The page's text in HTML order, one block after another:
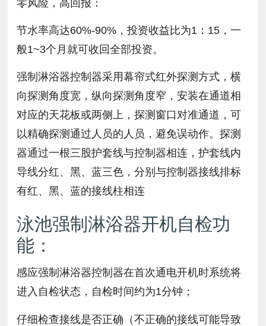
零风险，高回报：
节水率高达60%-90%，投资收益比为1：15，一
般1~3个月就可收回全部投资。
强制淋浴器控制器采用幕帘式红外探测方式，横
向探测角度宽，纵向探测角度窄，安装在通道相
对应的天花板或两侧上，探测窗口对准通道，可
以精确探测通过人员的人员，避免误动作。探测
器通过一根三股护套线与控制器相连，护套线内
导线分红、黑、蓝三色，分别与控制器接线排标
有红、黑、蓝的接线柱相连
泳池强制淋浴器开机自检功
能：
感应强制淋浴器控制器在首次通电开机时系统将
进入自检状态，自检时间约为1分钟；
仔细检查接线是否正确（不正确的接线可能导致